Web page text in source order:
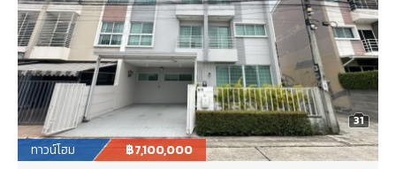
31
ทาวน์โฮม ฿7,100,000